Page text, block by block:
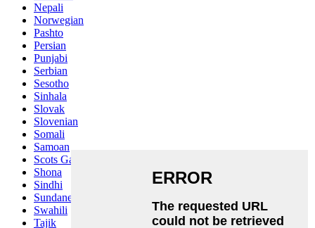
Nepali
Norwegian
Pashto
Persian
Punjabi
Serbian
Sesotho
Sinhala
Slovak
Slovenian
Somali
Samoan
Scots Gaelic
Shona
Sindhi
Sundanese
Swahili
Tajik